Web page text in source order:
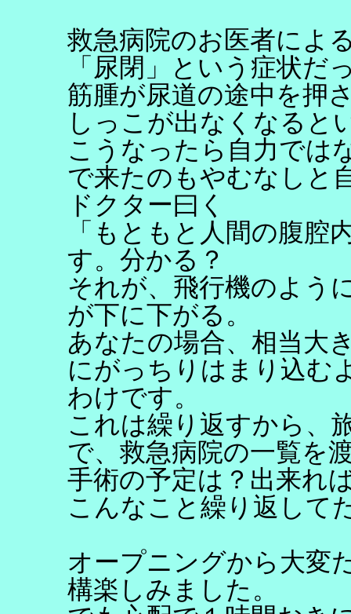
救急病院のお医者によ
「尿閉」という症状だ
筋腫が尿道の途中を押
しっこが出なくなると
こうなったら自力では
で来たのもやむなしと
ドクター曰く
「もともと人間の腹腔
す。分かる？
それが、飛行機のよう
が下に下がる。
あなたの場合、相当大
にがっちりはまり込む
わけです。
これは繰り返すから、
で、救急病院の一覧を
手術の予定は？出来れ
こんなこと繰り返して
オープニングから大変
構楽しみました。